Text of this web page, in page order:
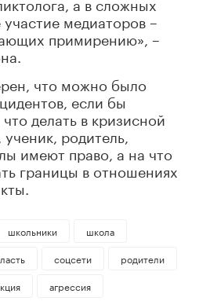
медиаторов –
примирению», –
что можно было
если бы
делать в кризисной
родитель,
имеют право, а на что
границы в отношениях
школьники
школа
соцсети
родители
агрессия